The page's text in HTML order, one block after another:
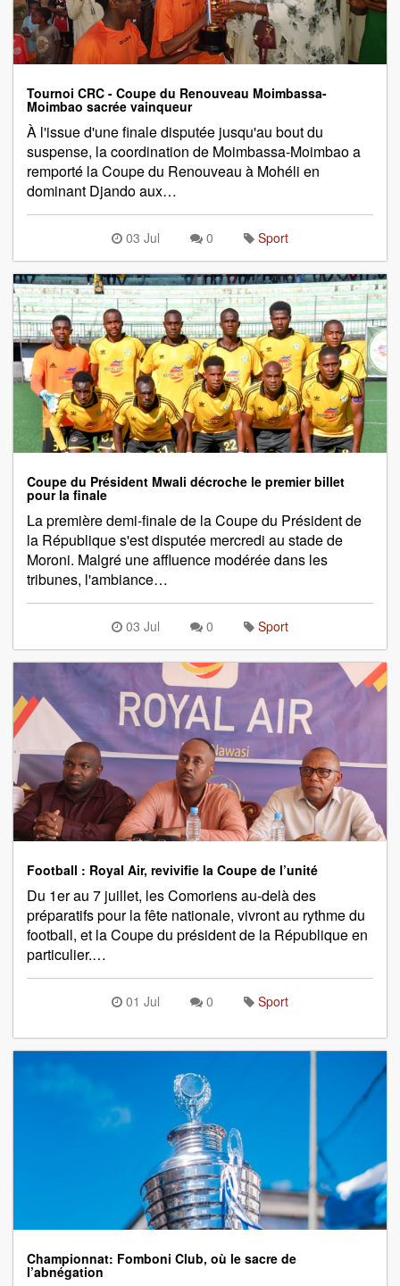
Tournoi CRC - Coupe du Renouveau Moimbassa-
Moimbao sacrée vainqueur
À l'issue d'une finale disputée jusqu'au bout du
suspense, la coordination de Moimbassa-Moimbao a
remporté la Coupe du Renouveau à Mohéli en
dominant Djando aux…
03 Jul 0 Sport
Coupe du Président Mwali décroche le premier billet
pour la finale
La première demi-finale de la Coupe du Président de
la République s'est disputée mercredi au stade de
Moroni. Malgré une affluence modérée dans les
tribunes, l'ambiance…
03 Jul 0 Sport
Football : Royal Air, revivifie la Coupe de l’unité
Du 1er au 7 juillet, les Comoriens au-delà des
préparatifs pour la fête nationale, vivront au rythme du
football, et la Coupe du président de la République en
particulier.…
01 Jul 0 Sport
Championnat: Fomboni Club, où le sacre de
l’abnégation